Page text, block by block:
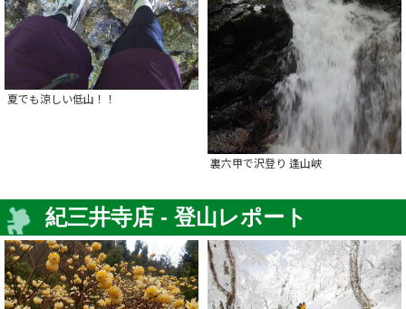
夏でも涼しい低山！！
裏六甲で沢登り 逢山峡
紀三井寺店 - 登山レポート